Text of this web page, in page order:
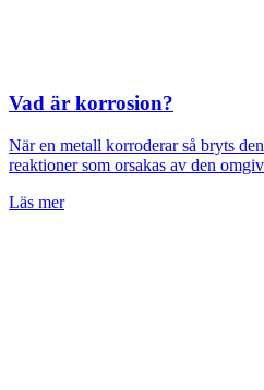
Vad är korrosion?
När en metall korroderar så bryts
reaktioner som orsakas av den
Läs mer